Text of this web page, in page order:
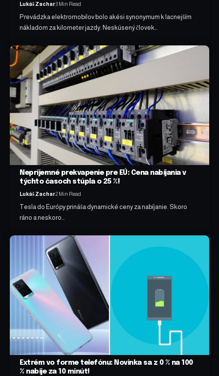
Lukáš Zachar3 Min Read
Prevádzka elektromobilov bolo akési synonymum k lacnejším
nákladom za kilometer jazdy. Neskúsený človek…
Nepríjemné prekvapenie pre EÚ: Cena nabíjania v
týchto časoch stúpla o 25 %!
Lukáš Zachar2 Min Read
Tesla do Európy prináša dynamické ceny za nabíjanie. Skoro
ráno a neskoro…
Extrém vo forme telefónu: Novinka sa z 0 % na 100
% nabije za 10 minút!